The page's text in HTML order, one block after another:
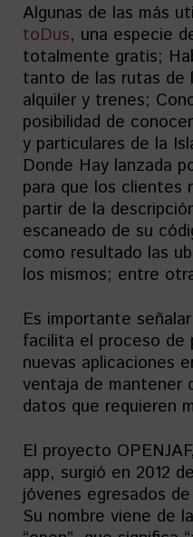
Algunas de las más
toDus, una especie
totalmente gratis;
tanto de las rutas de
alquiler y trenes;
posibilidad de
y particulares de la
Donde Hay lanzada
para que los clientes
partir de la
escaneado de su
como resultado las
los mismos; entre
Es importante
facilita el proceso de
nuevas aplicaciones
ventaja de mantener
datos que requieren
El proyecto
app, surgió en 2012
jóvenes egresados
Su nombre viene de